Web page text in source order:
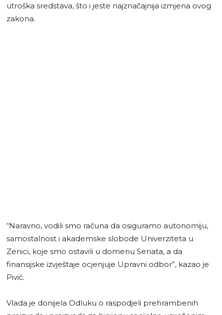
utroška sredstava, što i jeste najznačajnija izmjena ovog
zakona.
“Naravno, vodili smo računa da osiguramo autonomiju,
samostalnost i akademske slobode Univerziteta u
Zenici, koje smo ostavili u domenu Senata, a da
finansijske izvještaje ocjenjuje Upravni odbor”, kazao je
Pivić.
Vlada je donijela Odluku o raspodjeli prehrambenih